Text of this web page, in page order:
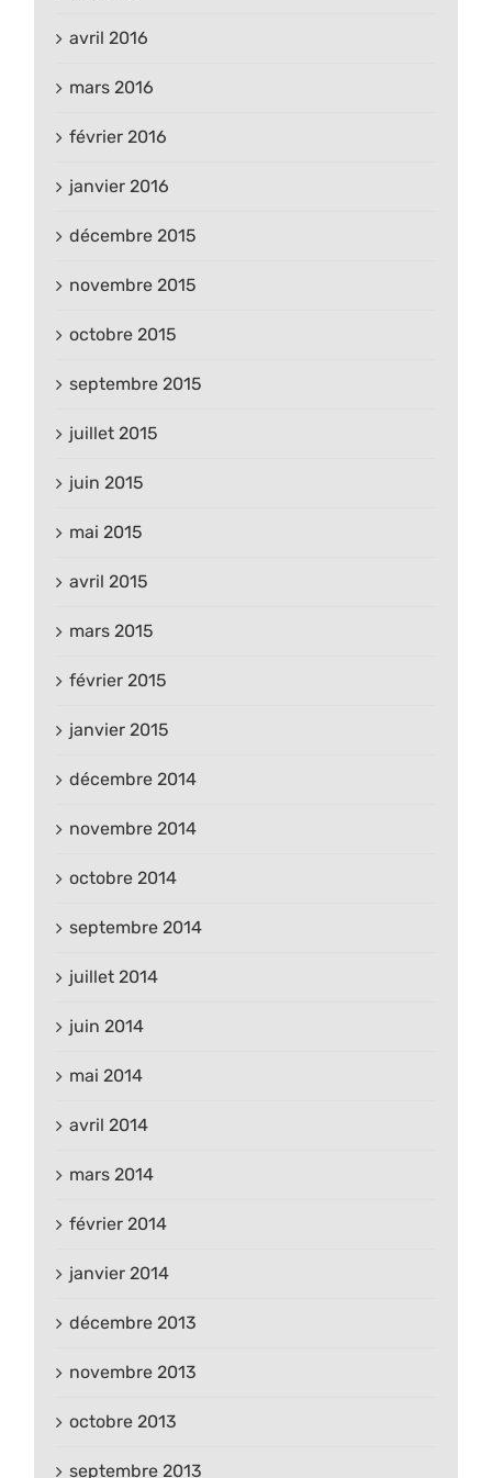
avril 2016
mars 2016
février 2016
janvier 2016
décembre 2015
novembre 2015
octobre 2015
septembre 2015
juillet 2015
juin 2015
mai 2015
avril 2015
mars 2015
février 2015
janvier 2015
décembre 2014
novembre 2014
octobre 2014
septembre 2014
juillet 2014
juin 2014
mai 2014
avril 2014
mars 2014
février 2014
janvier 2014
décembre 2013
novembre 2013
octobre 2013
septembre 2013